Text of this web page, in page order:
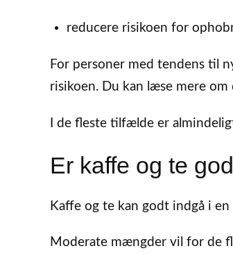
reducere risikoen for
For personer med tendens til
risikoen. Du kan læse mere om
I de fleste tilfælde er
Er kaffe og te
Kaffe og te kan godt indgå i
Moderate mængder vil for de